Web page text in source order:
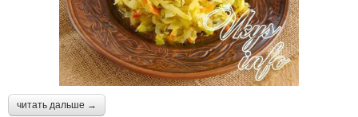
читать дальше →